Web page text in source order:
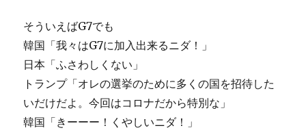
そういえばG7でも
韓国「我々はG7に加入出来るニダ！」
日本「ふさわしくない」
トランプ「オレの選挙のために多くの国を招待した
いだけだよ。今回はコロナだから特別な」
韓国「きーーー！くやしいニダ！」